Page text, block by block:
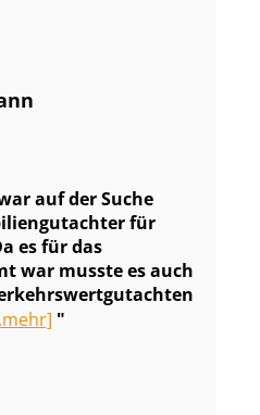
auf der Suche
für
es für das
war musste es auch